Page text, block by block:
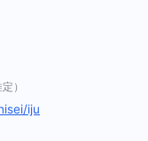
）
iju